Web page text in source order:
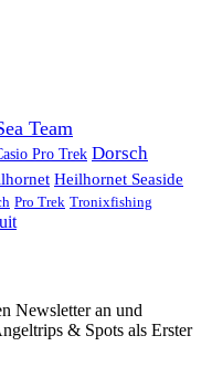
Team
Pro Trek Dorsch
Heilhornet Seaside
Pro Trek Tronixfishing
Newsletter an und
& Spots als Erster